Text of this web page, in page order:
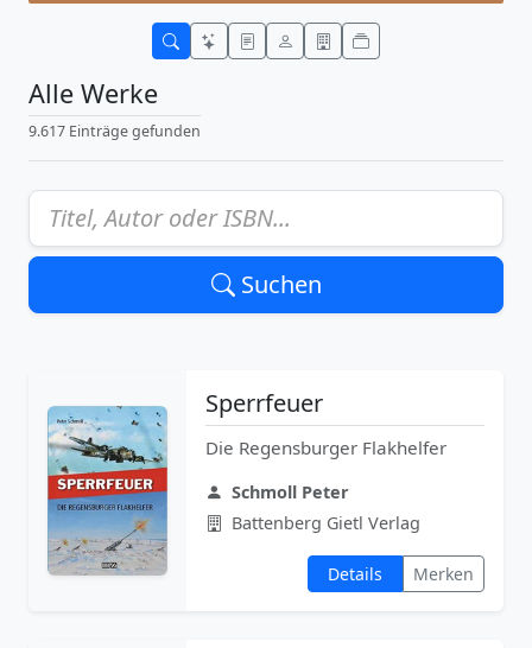
Alle Werke
9.617 Einträge gefunden
Suchen
Sperrfeuer
Die Regensburger Flakhelfer
Schmoll Peter
Battenberg Gietl Verlag
Details Merken